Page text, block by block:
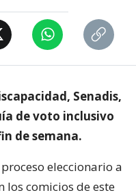
Senadis,
de voto inclusivo
de semana.
eleccionario a
los comicios de este